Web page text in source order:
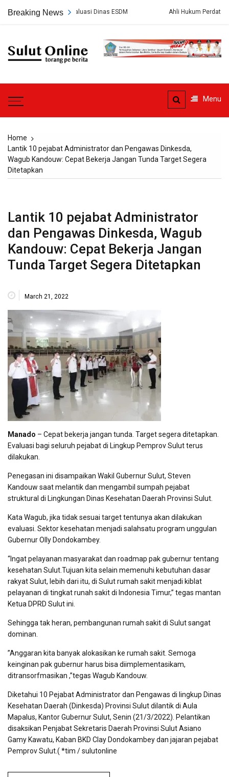
Breaking News
Pernah Dievaluasi Dinas ESDM Ahli Hukum Perdata:
Sulut
Menu
Home
Lantik 10 pejabat Administrator dan Pengawas Dinkesda,
Wagub Kandouw: Cepat Bekerja Jangan Tunda Target Segera
Ditetapkan
Lantik 10 pejabat Administrator
dan Pengawas Dinkesda, Wagub
Kandouw: Cepat Bekerja Jangan
Tunda Target Segera Ditetapkan
March 21, 2022
Manado – Cepat bekerja jangan tunda. Target segera ditetapkan.
Evaluasi bagi seluruh pejabat di Lingkup Pemprov Sulut terus
dilakukan.
Penegasan ini disampaikan Wakil Gubernur Sulut, Steven
Kandouw saat melantik dan mengambil sumpah pejabat
struktural di Lingkungan Dinas Kesehatan Daerah Provinsi Sulut.
Kata Wagub, jika tidak sesuai target tentunya akan dilakukan
evaluasi. Sektor kesehatan menjadi salahsatu program unggulan
Gubernur Olly Dondokambey.
“Ingat pelayanan masyarakat dan roadmap pak gubernur tentang
kesehatan Sulut.Tujuan kita selain memenuhi kebutuhan dasar
rakyat Sulut, lebih dari itu, di Sulut rumah sakit menjadi kiblat
pelayanan di tingkat runah sakit di Indonesia Timur,” tegas mantan
Ketua DPRD Sulut ini.
Sehingga tak heran, pembangunan rumah sakit di Sulut sangat
dominan.
”Anggaran kita banyak alokasikan ke rumah sakit. Semoga
keinginan pak gubernur harus bisa diimplementasikam,
ditransorfmasikan ,”tegas Wagub Kandouw.
Diketahui 10 Pejabat Administrator dan Pengawas di lingkup Dinas
Kesehatan Daerah (Dinkesda) Provinsi Sulut dilantik di Aula
Mapalus, Kantor Gubernur Sulut, Senin (21/3/2022). Pelantikan
disaksikan Penjabat Sekretaris Daerah Provinsi Sulut Asiano
Gamy Kawatu, Kaban BKD Clay Dondokambey dan jajaran pejabat
Pemprov Sulut.( *tim / sulutonline